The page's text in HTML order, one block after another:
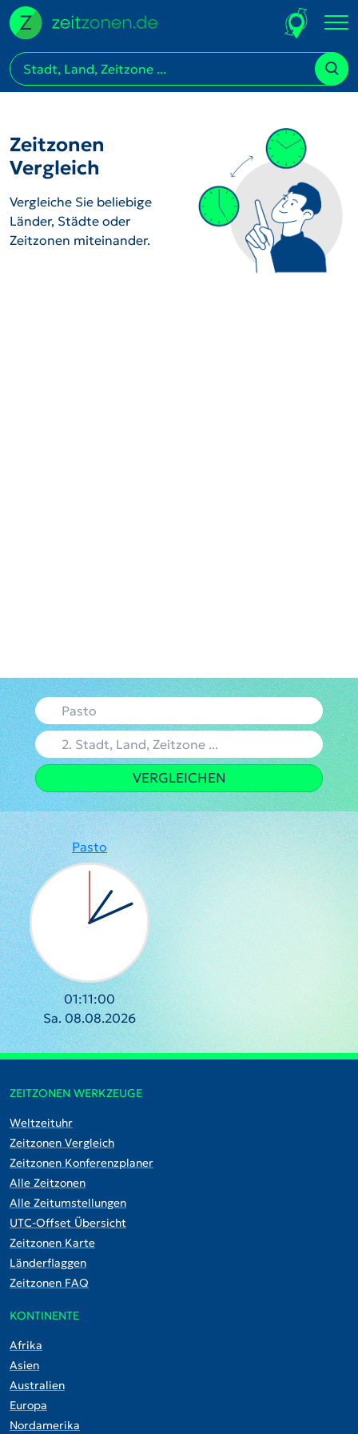
Zeitzonen
Vergleich
Vergleiche Sie beliebige
Länder, Städte oder
Zeitzonen miteinander.
VERGLEICHEN
Pasto
01:11:00
Sa. 08.08.2026
ZEITZONEN WERKZEUGE
Weltzeituhr
Zeitzonen Vergleich
Zeitzonen Konferenzplaner
Alle Zeitzonen
Alle Zeitumstellungen
UTC-Offset Übersicht
Zeitzonen Karte
Länderflaggen
Zeitzonen FAQ
KONTINENTE
Afrika
Asien
Australien
Europa
Nordamerika